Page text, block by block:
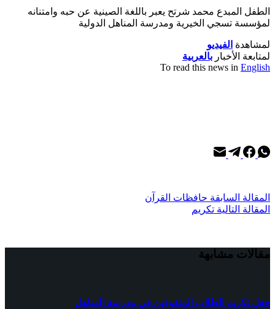
الطفل المبدع محمد شرتح يعبر باللغة الصينية عن حبه وامتنانه
لمؤسسة تسجي الخيرية ومدرسة المناهل الدولية
لمشاهدة الفيديو
لمتابعة الأخبار بالعربية
To read this news in English
المقالة السابقة حافظات القرآن
المقالة التالية تكريم
مقالات مشابهة
حفل تكريم الطلاب المتفوقين في مدرسة المناهل